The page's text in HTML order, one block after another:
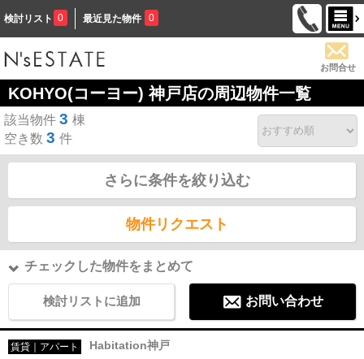
検討リスト 0 最近見た物件 0
お問合せ
KOHYO(コーヨー) 神戸店の周辺物件一覧
該当物件 3 棟
空き数 3 件
さらに条件を絞り込む
物件リクエスト
チェックした物件をまとめて
検討リストに追加 お問い合わせ
賃貸｜アパート Habitation神戸